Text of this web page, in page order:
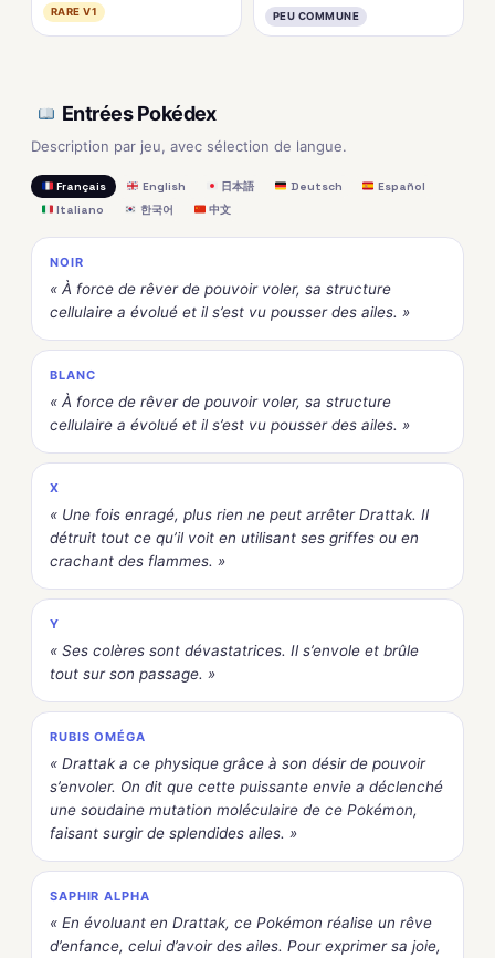
RARE V1 PEU COMMUNE
Entrées Pokédex
Description par jeu, avec sélection de langue.
Français English 日本語 Deutsch
Español
Italiano
한국어 中文
NOIR
« À force de rêver de pouvoir voler, sa structure
cellulaire a évolué et il s’est vu pousser des ailes. »
BLANC
« À force de rêver de pouvoir voler, sa structure
cellulaire a évolué et il s’est vu pousser des ailes. »
X
« Une fois enragé, plus rien ne peut arrêter Drattak. Il
détruit tout ce qu’il voit en utilisant ses griffes ou en
crachant des flammes. »
Y
« Ses colères sont dévastatrices. Il s’envole et brûle
tout sur son passage. »
RUBIS OMÉGA
« Drattak a ce physique grâce à son désir de pouvoir
s’envoler. On dit que cette puissante envie a déclenché
une soudaine mutation moléculaire de ce Pokémon,
faisant surgir de splendides ailes. »
SAPHIR ALPHA
« En évoluant en Drattak, ce Pokémon réalise un rêve
d’enfance, celui d’avoir des ailes. Pour exprimer sa joie,